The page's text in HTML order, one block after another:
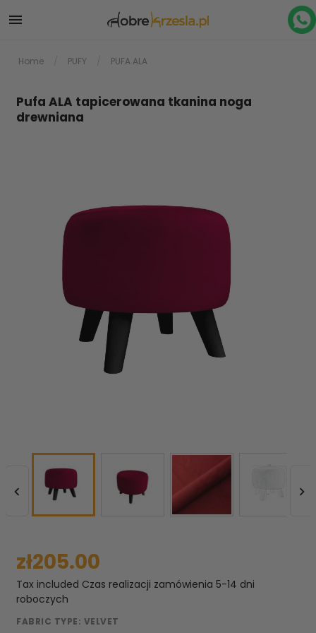

Home PUFY PUFA ALA
Pufa ALA tapicerowana tkanina noga
drewniana
 
zł205.00
Tax included Czas realizacji zamówienia 5-14 dni
roboczych
FABRIC TYPE: VELVET